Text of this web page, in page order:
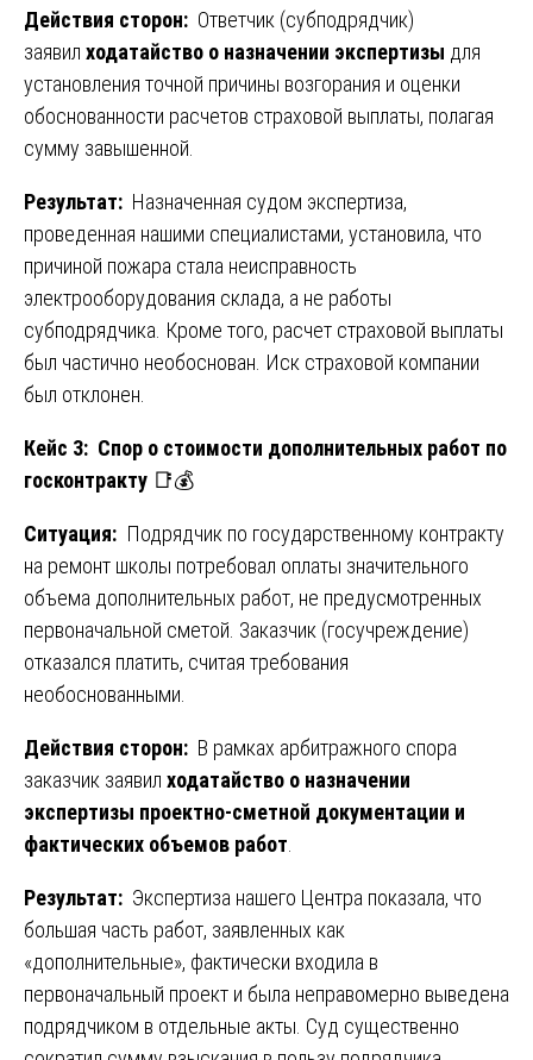
Действия сторон: Ответчик (субподрядчик)
заявил ходатайство о назначении экспертизы для
установления точной причины возгорания и оценки
обоснованности расчетов страховой выплаты, полагая
сумму завышенной.
Результат: Назначенная судом экспертиза,
проведенная нашими специалистами, установила, что
причиной пожара стала неисправность
электрооборудования склада, а не работы
субподрядчика. Кроме того, расчет страховой выплаты
был частично необоснован. Иск страховой компании
был отклонен.
Кейс 3: Спор о стоимости дополнительных работ по
госконтракту 📑💰
Ситуация: Подрядчик по государственному контракту
на ремонт школы потребовал оплаты значительного
объема дополнительных работ, не предусмотренных
первоначальной сметой. Заказчик (госучреждение)
отказался платить, считая требования
необоснованными.
Действия сторон: В рамках арбитражного спора
заказчик заявил ходатайство о назначении
экспертизы проектно-сметной документации и
фактических объемов работ
Результат: Экспертиза нашего Центра показала, что
большая часть работ, заявленных как
«дополнительные», фактически входила в
первоначальный проект и была неправомерно выведена
подрядчиком в отдельные акты. Суд существенно